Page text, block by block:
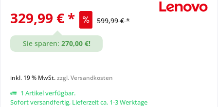
329,99 € * 599,99 € *
Sie sparen: 270,00 €!
inkl. 19 % MwSt.zzgl. Versandkosten
1 Artikel verfügbar.
Sofort versandfertig, Lieferzeit ca. 1-3 Werktage